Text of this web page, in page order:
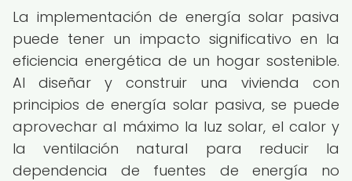
La implementación de energía solar pasiva
puede tener un impacto significativo en la
eficiencia energética de un hogar sostenible.
Al diseñar y construir una vivienda con
principios de energía solar pasiva, se puede
aprovechar al máximo la luz solar, el calor y
la ventilación natural para reducir la
dependencia de fuentes de energía no